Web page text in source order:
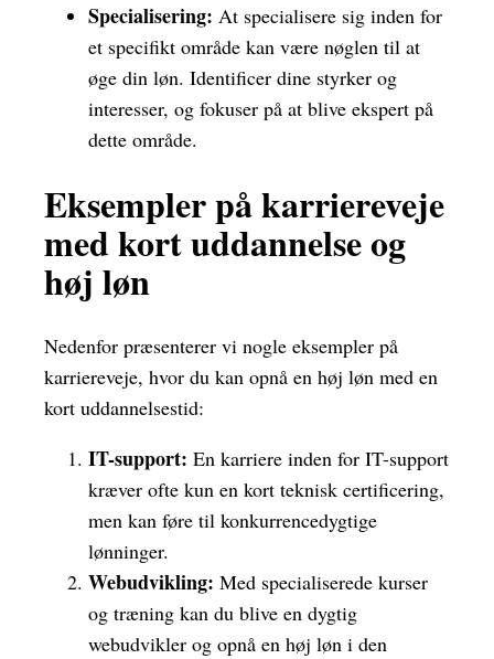
Specialisering: At specialisere sig inden for
et specifikt område kan være nøglen til at
øge din løn. Identificer dine styrker og
interesser, og fokuser på at blive ekspert på
dette område.
Eksempler på karriereveje
med kort uddannelse og
høj løn
Nedenfor præsenterer vi nogle eksempler på
karriereveje, hvor du kan opnå en høj løn med en
kort uddannelsestid:
IT-support: En karriere inden for IT-support
kræver ofte kun en kort teknisk certificering,
men kan føre til konkurrencedygtige
lønninger.
Webudvikling: Med specialiserede kurser
og træning kan du blive en dygtig
webudvikler og opnå en høj løn i den